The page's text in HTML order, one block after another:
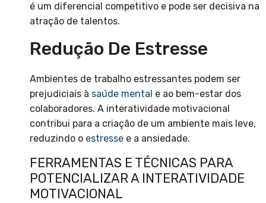
é um diferencial competitivo e pode ser decisiva na
atração de talentos.
Redução De Estresse
Ambientes de trabalho estressantes podem ser
prejudiciais à saúde mental e ao bem-estar dos
colaboradores. A interatividade motivacional
contribui para a criação de um ambiente mais leve,
reduzindo o estresse e a ansiedade.
FERRAMENTAS E TÉCNICAS PARA
POTENCIALIZAR A INTERATIVIDADE
MOTIVACIONAL